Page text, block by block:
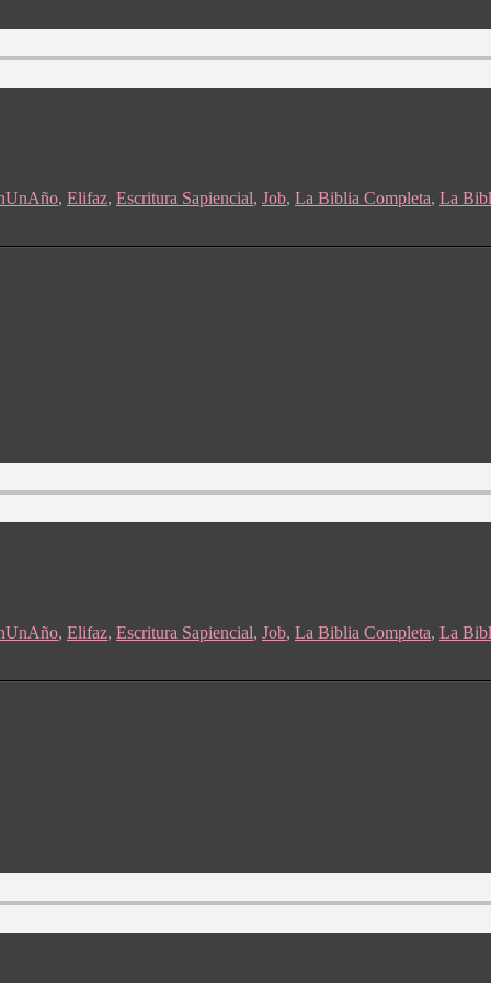
, Elifaz, Escritura Sapiencial, Job, La Biblia Completa, La
, Elifaz, Escritura Sapiencial, Job, La Biblia Completa, La